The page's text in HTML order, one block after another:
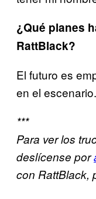
¿Qué planes
RattBlack?
El futuro es
en el escenario.
***
Para ver los
deslícense por
con RattBlack,